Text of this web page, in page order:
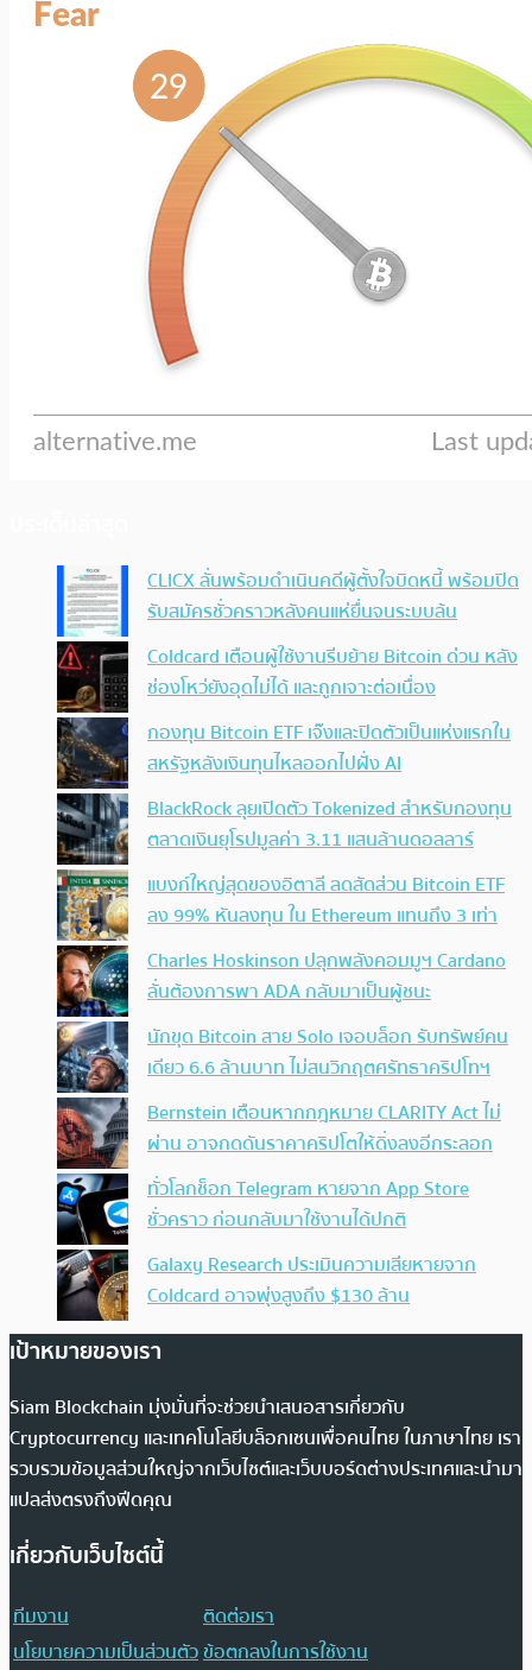
CLICX ลั่นพร้อมดำเนินคดีผู้ตั้งใจบิดหนี้ พร้อมปิด
รับสมัครชั่วคราวหลังคนแห่ยื่นจนระบบล้น
Coldcard เตือนผู้ใช้งานรีบย้าย Bitcoin ด่วน หลัง
ช่องโหว่ยังอุดไม่ได้ และถูกเจาะต่อเนื่อง
กองทุน Bitcoin ETF เจ๊งและปิดตัวเป็นแห่งแรกใน
สหรัฐหลังเงินทุนไหลออกไปฝั่ง AI
BlackRock ลุยเปิดตัว Tokenized สำหรับกองทุน
ตลาดเงินยุโรปมูลค่า 3.11 แสนล้านดอลลาร์
แบงก์ใหญ่สุดของอิตาลี ลดสัดส่วน Bitcoin ETF
ลง 99% หันลงทุน ใน Ethereum แทนถึง 3 เท่า
Charles Hoskinson ปลุกพลังคอมมูฯ Cardano
ลั่นต้องการพา ADA กลับมาเป็นผู้ชนะ
นักขุด Bitcoin สาย Solo เจอบล็อก รับทรัพย์คน
เดียว 6.6 ล้านบาท ไม่สนวิกฤตศรัทธาคริปโทฯ
Bernstein เตือนหากกฎหมาย CLARITY Act ไม่
ผ่าน อาจกดดันราคาคริปโตให้ดิ่งลงอีกระลอก
ทั่วโลกช็อก Telegram หายจาก App Store
ชั่วคราว ก่อนกลับมาใช้งานได้ปกติ
Galaxy Research ประเมินความเสียหายจาก
Coldcard อาจพุ่งสูงถึง $130 ล้าน
เป้าหมายของเรา
Siam Blockchain มุ่งมั่นที่จะช่วยนำเสนอสารเกี่ยวกับ
Cryptocurrency และเทคโนโลยีบล็อกเชนเพื่อคนไทย ในภาษาไทย เรา
รวบรวมข้อมูลส่วนใหญ่จากเว็บไซต์และเว็บบอร์ดต่างประเทศและนำมา
แปลส่งตรงถึงฟีดคุณ
เกี่ยวกับเว็บไซต์นี้
ทีมงาน
ติดต่อเรา
นโยบายความเป็นส่วนตัวข้อตกลงในการใช้งาน